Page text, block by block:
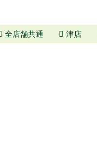
全店舗共通 津店